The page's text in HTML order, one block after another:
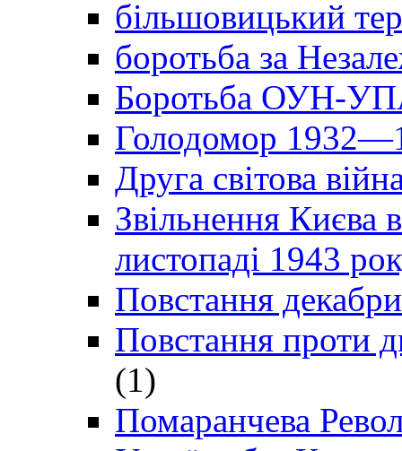
більшовицький
боротьба за
Боротьба ОУН-УПА
Голодомор
Друга світова
Звільнення Києва
листопаді 1943
Повстання
Повстання проти
(1)
Помаранчева